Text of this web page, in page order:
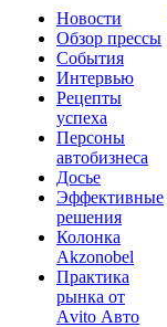
Новости
Обзор прессы
События
Интервью
Рецепты
успеха
Персоны
автобизнеса
Досье
Эффективные
решения
Колонка
Akzonobel
Практика
рынка от
Аvito Авто